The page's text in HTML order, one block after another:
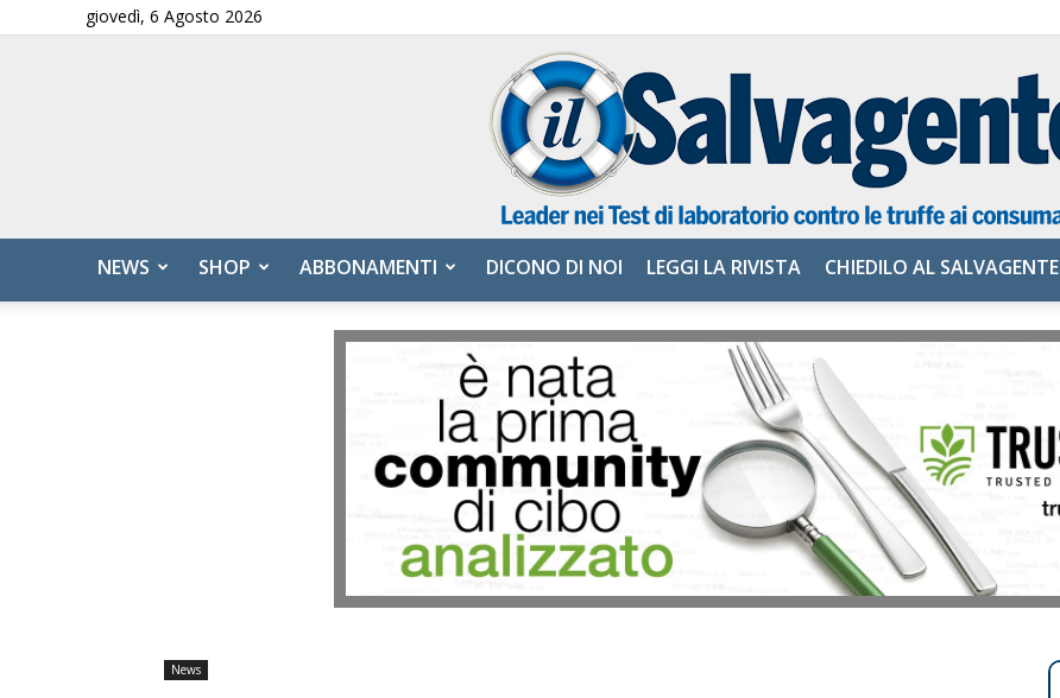
giovedì, 6 Agosto 2026
Salvagente
NEWS SHOP ABBONAMENTI DICONO DI NOI LEGGI LA RIVISTA CHIEDILO AL SALVAGENTE
News